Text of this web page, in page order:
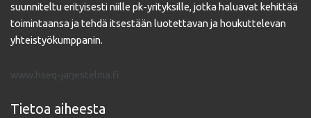
suunniteltu erityisesti niille pk-yrityksille, jotka haluavat kehittää
toimintaansa ja tehdä itsestään luotettavan ja houkuttelevan
yhteistyökumppanin.
www.hseq-jarjestelma.fi
Tietoa aiheesta